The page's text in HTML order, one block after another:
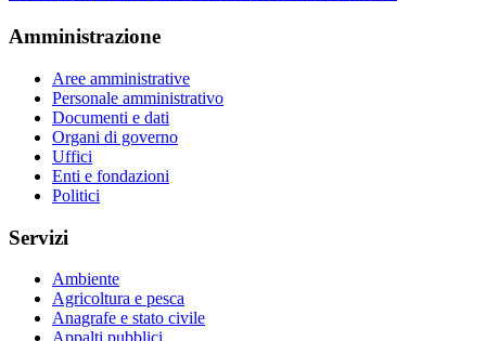
Amministrazione
Aree amministrative
Personale amministrativo
Documenti e dati
Organi di governo
Uffici
Enti e fondazioni
Politici
Servizi
Ambiente
Agricoltura e pesca
Anagrafe e stato civile